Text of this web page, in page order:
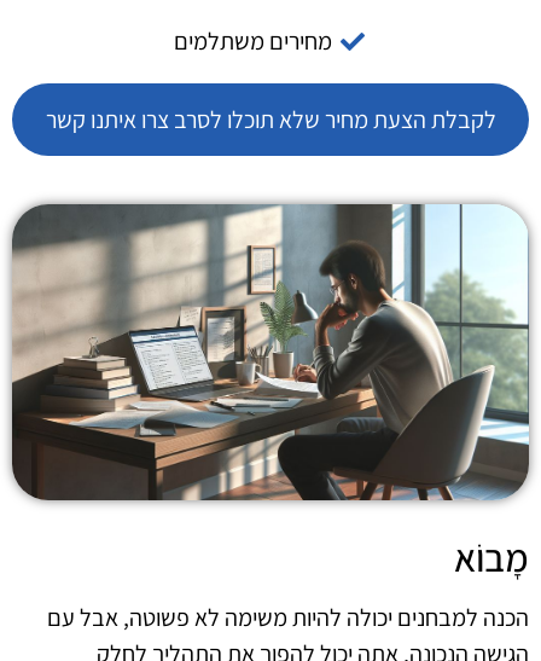
מחירים משתלמים
לקבלת הצעת מחיר שלא תוכלו לסרב צרו איתנו קשר
מָבוֹא
הכנה למבחנים יכולה להיות משימה לא פשוטה, אבל עם
הגישה הנכונה, אתה יכול להפוך את התהליך לחלק